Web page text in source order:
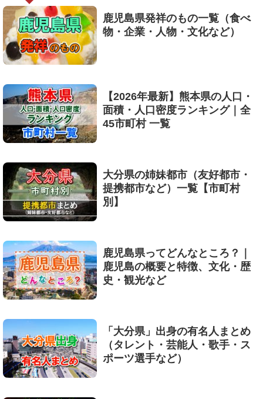
鹿児島県発祥のもの一覧（食べ
物・企業・人物・文化など）
【2026年最新】熊本県の人口・
面積・人口密度ランキング｜全
45市町村 一覧
大分県の姉妹都市（友好都市・
提携都市など）一覧【市町村
別】
鹿児島県ってどんなところ？｜
鹿児島の概要と特徴、文化・歴
史・観光など
「大分県」出身の有名人まとめ
（タレント・芸能人・歌手・ス
ポーツ選手など）